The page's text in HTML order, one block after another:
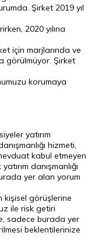
Şirket 2019 yıl
2020 yılına
için marjlarında ve
görülmüyor. Şirket
korumaya
yatırım
hizmeti,
kabul etmeyen
danışmanlığı
yer alan yorum
kişisel görüşlerine
ile risk getiri
sadece burada yer
beklentilerinize